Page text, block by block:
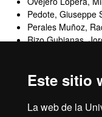
Este sitio
La web de la
Pedote, Giuseppe
Perales Muñoz,
Rizo Gubianas,
Viladiu Illanas,
*Profesor/a UAB